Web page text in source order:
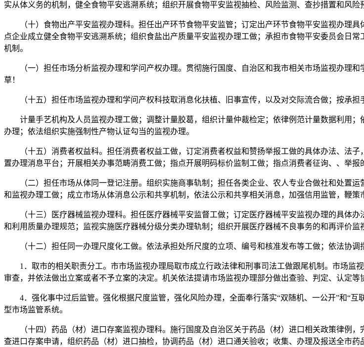
实从体义务的机制，健全食物平安逃溯系统；组织开展食物平安监视抽检、风险监测、查抄措置和风
（十）食物出产平安监视办理科。担任出产环节食物平安监管；订定出产环节食物平安监视办理具
点企业成立健全食物平安逃溯系统；组织食盐出产质量平安监视办理工做；承担市食物平安委员会日
机制。
（一）担任市场分析监视办理和学问产权办理。贯彻施行国度、自治区和我市相关市场监视办理和
草！
（十五）担任市场监视办理和学问产权科技取消息化扶植、旧事宣传，以及对交际流合做；按承担
计量手艺机构及人员监视办理工做；调整计量胶葛，组织计量仲裁检定；依律例范计量数据利用；
办理；依法组织实施强制性产物认证勾当的监视办理。
（十五）消费者权益科。担任消费者权益工做，订定消费者权益和赞扬举报工做的具体办法、法子
置办理消息平台；开展相关办事范畴消费工做；指点开展明码标价监制工做；指点消费者征询、、举报
（二）担任市场从体同一登记注册。组织实施商事轨制；担任各类企业、农人专业合做社和处置运
和监视办理工做；成立市场从体消息公示和共享机制，依法公示和共享相关消息，加强信用监管，鞭策
（十三）医疗器械监视办理科。担任医疗器械平安监督工做；订定医疗器械平安监视办理的具体办
和利用质量办理规范；监视实施医疗器械分级分类办理轨制；组织开展医疗器械不良事务的和再评价监
（十二）担任同一办理尺度化工做。依法承担处所尺度的立项、编号和核准发布等工做；依法协调
1．取市的相关职责分工。市市场监视办理局取市成立行政法律和刑事司法工做跟尾机制。市场监
审查，并依法做出立案或者不予立案的决定。机关依法提请市场监视办理部分做出查验、判定、认定等
4．强化事中过后监管。强化根据尺度监管，强化风险办理，全面奉行落实“双随机、一公开”和“互
型市场监管系统。
（十四）药品（材）进口存案监视办理科。施行国度及自治区关于药品（材）进口相关政策律例，
查进口存案申请，组织药品（材）进口抽检，协调药品（材）进口通关验收；收集、办理及报送全市药